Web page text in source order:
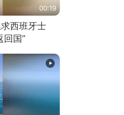
00:19
西班牙士
回国”